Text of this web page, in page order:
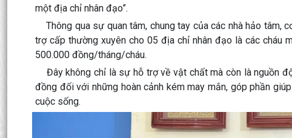
một địa chỉ nhân đạo”.
Thông qua sự quan tâm, chung tay của các nhà hảo tâm,
trợ cấp thường xuyên cho 05 địa chỉ nhân đạo là các cháu
500.000 đồng/tháng/cháu.
Đây không chỉ là sự hỗ trợ về vật chất mà còn là nguồn
đồng đối với những hoàn cảnh kém may mắn, góp phần
cuộc sống.